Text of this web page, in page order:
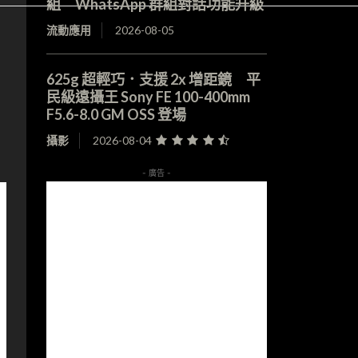
組 WhatsApp 群組對話功能升級
流動應用 2026-08-05
625g 超輕巧．支援 2x 增距鏡 平
民級遠攝王 Sony FE 100-400mm
F5.6-8.0 GM OSS 登場
攝影 2026-08-04
- 廣告 -